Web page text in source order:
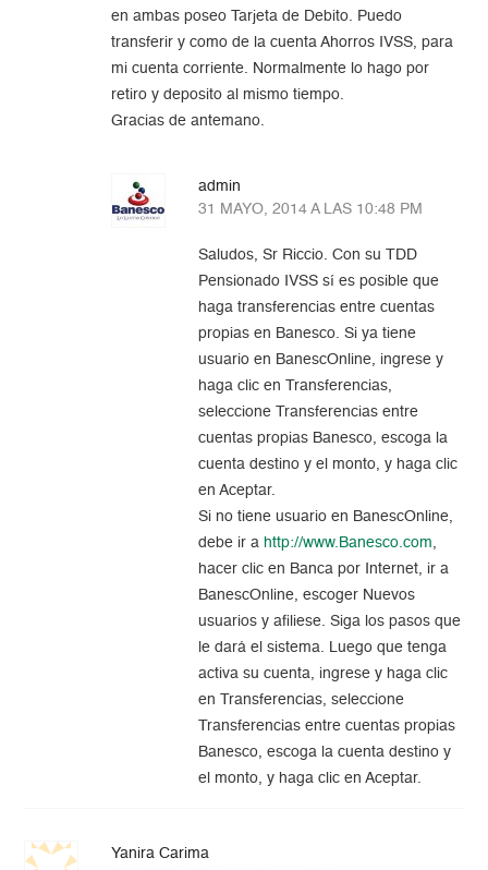
en ambas poseo Tarjeta de Debito. Puedo
transferir y como de la cuenta Ahorros IVSS, para
mi cuenta corriente. Normalmente lo hago por
retiro y deposito al mismo tiempo.
Gracias de antemano.
admin
31 MAYO, 2014 A LAS 10:48 PM
Saludos, Sr Riccio. Con su TDD
Pensionado IVSS sí es posible que
haga transferencias entre cuentas
propias en Banesco. Si ya tiene
usuario en BanescOnline, ingrese y
haga clic en Transferencias,
seleccione Transferencias entre
cuentas propias Banesco, escoga la
cuenta destino y el monto, y haga clic
en Aceptar.
Si no tiene usuario en BanescOnline,
debe ir a http://www.Banesco.com,
hacer clic en Banca por Internet, ir a
BanescOnline, escoger Nuevos
usuarios y afiliese. Siga los pasos que
le dará el sistema. Luego que tenga
activa su cuenta, ingrese y haga clic
en Transferencias, seleccione
Transferencias entre cuentas propias
Banesco, escoga la cuenta destino y
el monto, y haga clic en Aceptar.
Yanira Carima